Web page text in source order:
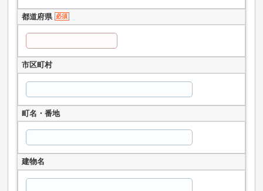
都道府県 必須
市区町村
町名・番地
建物名